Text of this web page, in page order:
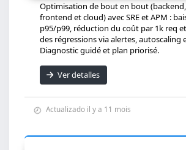
Optimisation de bout en bout
frontend et cloud) avec SRE et APM :
p95/p99, réduction du coût par 1k req
des régressions via alertes, autoscaling
Diagnostic guidé et plan priorisé.
Ver detalles
Actualizado il y a 11 mois